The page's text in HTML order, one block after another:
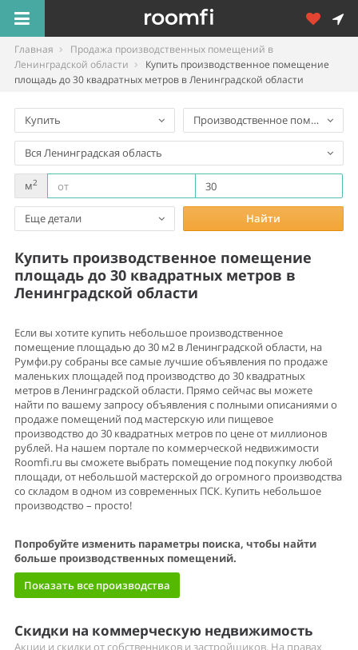
Главная
Продажа производственных помещений в
Ленинградской области
Купить производственное помещение
площадь до 30 квадратных метров в Ленинградской области
Купить Производственное помещение
Вся Ленинградская область
м2
Еще детали Найти
Купить производственное помещение
площадь до 30 квадратных метров в
Ленинградской области
Если вы хотите купить небольшое производственное
помещение площадью до 30 м2 в Ленинградской области, на
Румфи.ру собраны все самые лучшие объявления по продаже
маленьких площадей под производство до 30 квадратных
метров в Ленинградской области. Прямо сейчас вы можете
найти по вашему запросу объявления с полными описаниями о
продаже помещений под мастерскую или пищевое
производство до 30 квадратных метров по цене от миллионов
рублей. На нашем портале по коммерческой недвижимости
Roomfi.ru вы сможете выбрать помещение под покупку любой
площади, от небольшой мастерской до огромного производства
со складом в одном из современных ПСК. Купить небольшое
производство – просто!
Попробуйте изменить параметры поиска, чтобы найти
больше производственных помещений.
Показать все производства
Скидки на коммерческую недвижимость
Акции и скидки от собственников и застройщиков. На правах